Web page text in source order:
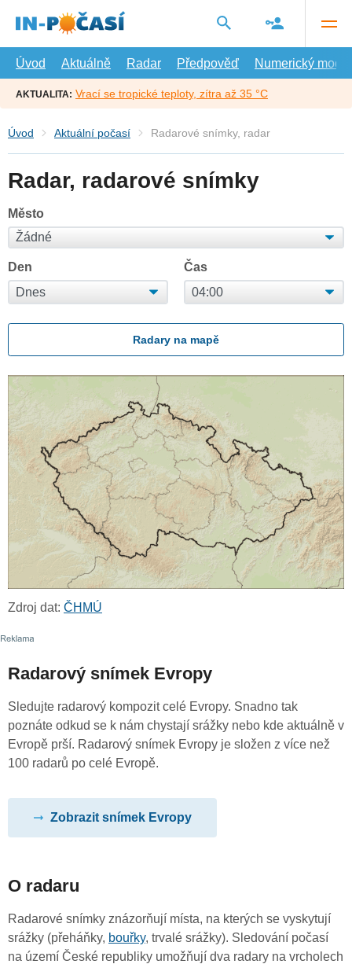
hlavní
Úvod
Aktuálně Radar Předpověď Numerický model
AKTUALITA: Vrací se tropické teploty, zítra až 35 °C
Úvod Aktuální počasí Radarové snímky, radar
Radar, radarové snímky
Město
Den Čas
Radary na mapě
Zdroj dat: ČHMÚ
Radarový snímek Evropy
Sledujte radarový kompozit celé Evropy. Snadno tak
poznáte odkud se k nám chystají srážky nebo kde aktuálně v
Evropě prší. Radarový snímek Evropy je složen z více než
100 radarů po celé Evropě.
Zobrazit snímek Evropy
O radaru
Radarové snímky znázorňují místa, na kterých se vyskytují
srážky (přeháňky, bouřky, trvalé srážky). Sledování počasí
na území České republiky umožňují dva radary na vrcholech